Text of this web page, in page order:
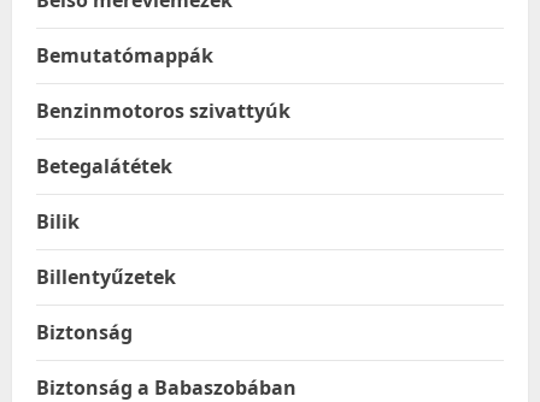
Bemutatómappák
Benzinmotoros szivattyúk
Betegalátétek
Bilik
Billentyűzetek
Biztonság
Biztonság a Babaszobában